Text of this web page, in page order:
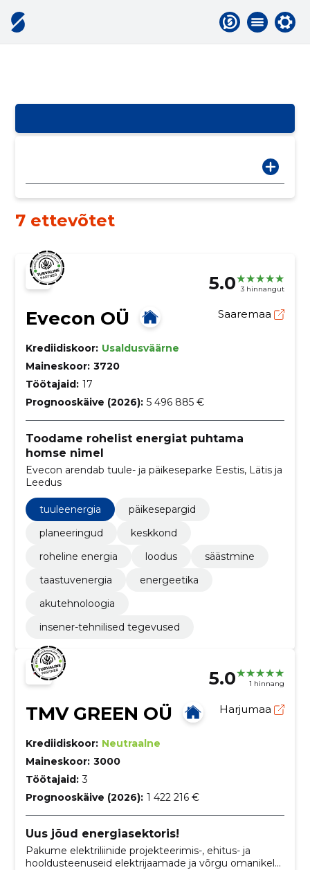
7 ettevõtet
5.0 3 hinnangut
Evecon OÜ Saaremaa
Krediidiskoor: Usaldusväärne
Maineskoor: 3720
Töötajaid: 17
Prognooskäive (2026): 5 496 885 €
Toodame rohelist energiat puhtama
homse nimel
Evecon arendab tuule- ja päikeseparke Eestis, Lätis ja
Leedus
tuuleenergia
päikesepargid
planeeringud
keskkond
roheline energia
loodus
säästmine
taastuvenergia
energeetika
akutehnoloogia
insener-tehnilised tegevused
5.0 1 hinnang
TMV GREEN OÜ Harjumaa
Krediidiskoor: Neutraalne
Maineskoor: 3000
Töötajaid: 3
Prognooskäive (2026): 1 422 216 €
Uus jõud energiasektoris!
Pakume elektriliinide projekteerimis-, ehitus- ja
hooldusteenuseid elektrijaamade ja võrgu omanikele.